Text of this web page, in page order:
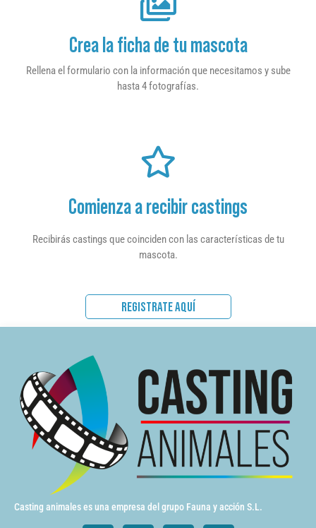
Crea la ficha de tu mascota
Rellena el formulario con la información que necesitamos y sube
hasta 4 fotografías.
Comienza a recibir castings
Recibirás castings que coinciden con las características de tu
mascota.
REGISTRATE AQUÍ
Casting animales es una empresa del grupo Fauna y acción S.L.